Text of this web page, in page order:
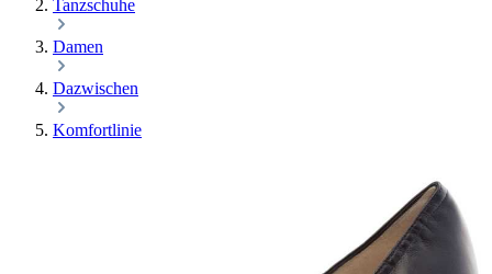
Tanzschuhe
Damen
Dazwischen
Komfortlinie